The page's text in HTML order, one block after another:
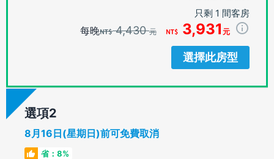
只剩 1 間客房
每晚 4,430元 3,931 元
選擇此房型
選項
8月16日(星期日)前可免費取消
省：8%